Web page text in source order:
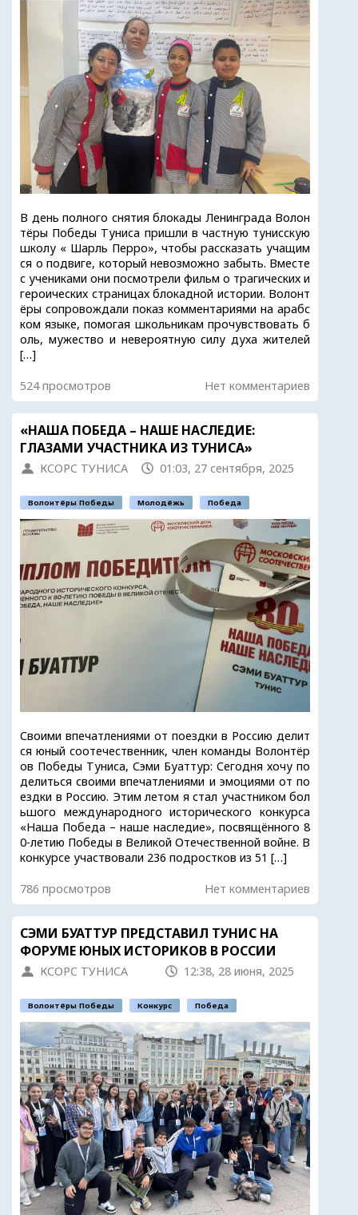
В день полного снятия блокады Ленинграда Волон
тёры Победы Туниса пришли в частную тунисскую
школу « Шарль Перро», чтобы рассказать учащим
ся о подвиге, который невозможно забыть. Вместе
с учениками они посмотрели фильм о трагических и
героических страницах блокадной истории. Волонт
ёры сопровождали показ комментариями на арабс
ком языке, помогая школьникам прочувствовать б
оль, мужество и невероятную силу духа жителей
[…]
524 просмотров Нет комментариев
«НАША ПОБЕДА – НАШЕ НАСЛЕДИЕ:
ГЛАЗАМИ УЧАСТНИКА ИЗ ТУНИСА»
КСОРС ТУНИСА 01:03, 27 сентября, 2025
Волонтёры Победы Молодёжь Победа
Своими впечатлениями от поездки в Россию делит
ся юный соотечественник, член команды Волонтёр
ов Победы Туниса, Сэми Буаттур: Сегодня хочу по
делиться своими впечатлениями и эмоциями от по
ездки в Россию. Этим летом я стал участником бол
ьшого международного исторического конкурса
«Наша Победа – наше наследие», посвящённого 8
0-летию Победы в Великой Отечественной войне. В
конкурсе участвовали 236 подростков из 51 […]
786 просмотров Нет комментариев
СЭМИ БУАТТУР ПРЕДСТАВИЛ ТУНИС НА
ФОРУМЕ ЮНЫХ ИСТОРИКОВ В РОССИИ
КСОРС ТУНИСА 12:38, 28 июня, 2025
Волонтёры Победы Конкурс Победа